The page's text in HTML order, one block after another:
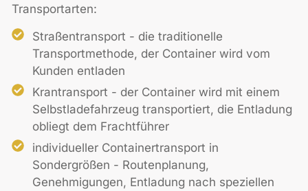
Transportarten:
Straßentransport - die traditionelle
Transportmethode, der Container wird vom
Kunden entladen
Krantransport - der Container wird mit einem
Selbstladefahrzeug transportiert, die Entladung
obliegt dem Frachtführer
individueller Containertransport in
Sondergrößen - Routenplanung,
Genehmigungen, Entladung nach speziellen